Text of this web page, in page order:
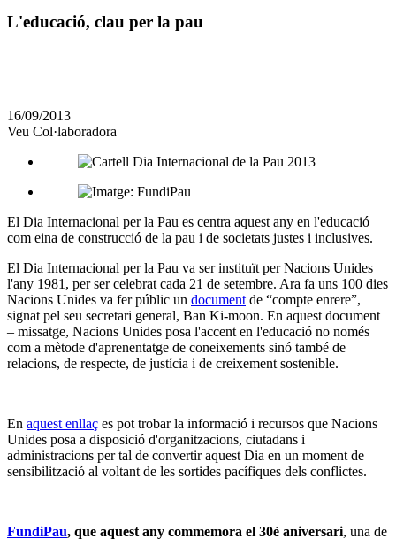
la
L'educació, clau per la pau
en
altres
socials
16/09/2013
Veu Col·laboradora
El Dia Internacional per la Pau es centra aquest any en l'educació
com eina de construcció de la pau i de societats justes i inclusives.
El Dia Internacional per la Pau va ser instituït per Nacions Unides
l'any 1981, per ser celebrat cada 21 de setembre. Ara fa uns 100 dies
Nacions Unides va fer públic un document de “compte enrere”,
signat pel seu secretari general, Ban Ki-moon. En aquest document
– missatge, Nacions Unides posa l'accent en l'educació no només
com a mètode d'aprenentatge de coneixements sinó també de
relacions, de respecte, de justícia i de creixement sostenible.
En aquest enllaç es pot trobar la informació i recursos que Nacions
Unides posa a disposició d'organitzacions, ciutadans i
administracions per tal de convertir aquest Dia en un moment de
sensibilització al voltant de les sortides pacífiques dels conflictes.
FundiPau, que aquest any commemora el 30è aniversari, una de